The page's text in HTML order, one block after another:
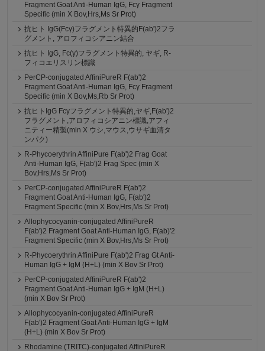
Fragment Goat Anti-Human IgG, Fcγ Fragment
Specific (min X Bov,Hrs,Ms Sr Prot)
抗ヒト IgG(Fcγ)フラグメント特異的F(ab')2フラ
グメント, アロフィコシアニン結合
抗ヒト IgG, Fc(γ)フラグメント特異的, ヤギ, R-
フィコエリスリン標識
PerCP-conjugated AffiniPureR F(ab')2
Fragment Goat Anti-Human IgG, Fcγ Fragment
Specific (min X Bov,Ms,Rb Sr Prot)
抗ヒトIgG Fcγフラグメント特異的,ヤギ,F(ab')2
フラグメント,アロフィコシアニン標識,アフィ
ニティー精製(min X ウシ,マウス,ウサギ血清タ
ンパク)
R-Phycoerythrin AffiniPure F(ab')2 Frag Goat
Anti-Human IgG, F(ab')2 Frag Spec (min X
Bov,Hrs,Ms Sr Prot)
PerCP-conjugated AffiniPureR F(ab')2
Fragment Goat Anti-Human IgG, F(ab')2
Fragment Specific (min X Bov,Hrs,Ms Sr Prot)
Allophycocyanin-conjugated AffiniPureR
F(ab')2 Fragment Goat Anti-Human IgG, F(ab)'2
Fragment Specific (min X Bov,Hrs,Ms Sr Prot)
R-Phycoerythrin AffiniPure F(ab')2 Frag Gt Anti-
Human IgG + IgM (H+L) (min X Bov Sr Prot)
PerCP-conjugated AffiniPureR F(ab')2
Fragment Goat Anti-Human IgG + IgM (H+L)
(min X Bov Sr Prot)
Allophycocyanin-conjugated AffiniPureR
F(ab')2 Fragment Goat Anti-Human IgG + IgM
(H+L) (min X Bov Sr Prot)
Rhodamine (TRITC)-conjugated AffiniPureR